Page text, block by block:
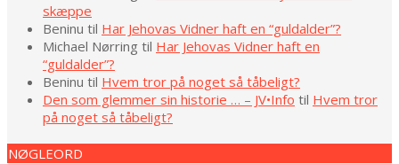
skæppe
Beninu til Har Jehovas Vidner haft en “guldalder”?
Michael Nørring til Har Jehovas Vidner haft en
“guldalder”?
Beninu til Hvem tror på noget så tåbeligt?
Den som glemmer sin historie … – JV•Info til Hvem tror
på noget så tåbeligt?
NØGLEORD